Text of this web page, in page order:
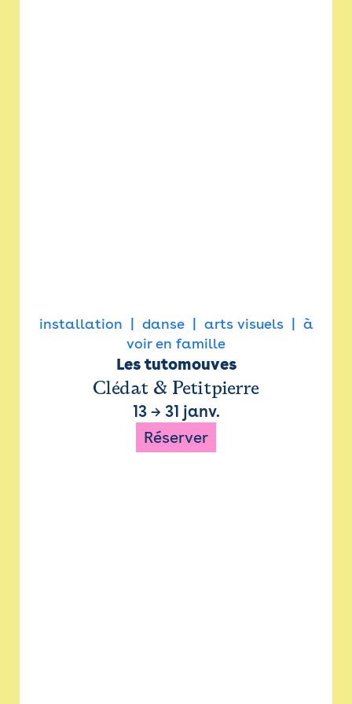
installation danse arts visuels
à
voir en famille
Les tutomouves
Clédat & Petitpierre
13→ 31 janv.
Réserver